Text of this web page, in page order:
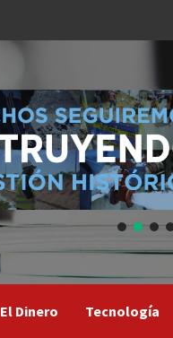
El Dinero Tecnología